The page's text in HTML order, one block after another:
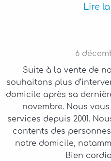
Lire
6
Suite à la vente de
souhaitons plus
domicile après sa
novembre. Nous
services depuis 2001.
contents des
notre domicile,
Bien